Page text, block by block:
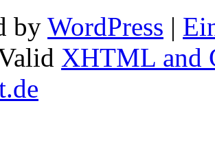
by WordPress |
XHTML and